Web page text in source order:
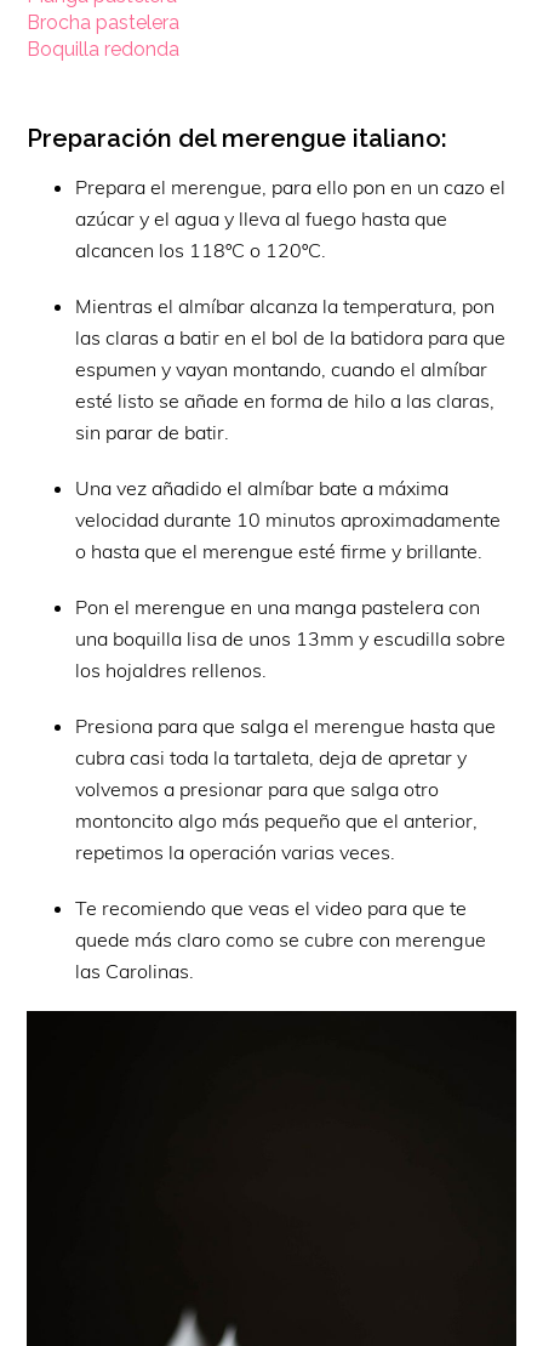
Brocha pastelera
Boquilla redonda
Preparación del merengue italiano:
Prepara el merengue, para ello pon en un cazo el
azúcar y el agua y lleva al fuego hasta que
alcancen los 118ºC o 120ºC.
Mientras el almíbar alcanza la temperatura, pon
las claras a batir en el bol de la batidora para que
espumen y vayan montando, cuando el almíbar
esté listo se añade en forma de hilo a las claras,
sin parar de batir.
Una vez añadido el almíbar bate a máxima
velocidad durante 10 minutos aproximadamente
o hasta que el merengue esté firme y brillante.
Pon el merengue en una manga pastelera con
una boquilla lisa de unos 13mm y escudilla sobre
los hojaldres rellenos.
Presiona para que salga el merengue hasta que
cubra casi toda la tartaleta, deja de apretar y
volvemos a presionar para que salga otro
montoncito algo más pequeño que el anterior,
repetimos la operación varias veces.
Te recomiendo que veas el video para que te
quede más claro como se cubre con merengue
las Carolinas.